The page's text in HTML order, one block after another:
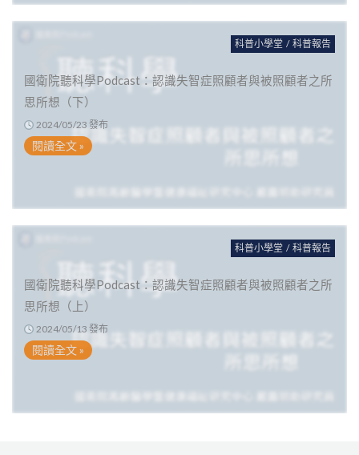
科普小學堂 / 科普報告
國衛院聽科學Podcast：認識失智症照顧者與被照顧者之所
思所想（下）
2024/05/23 發布
閱讀全文 »
科普小學堂 / 科普報告
國衛院聽科學Podcast：認識失智症照顧者與被照顧者之所
思所想（上）
2024/05/13 發布
閱讀全文 »